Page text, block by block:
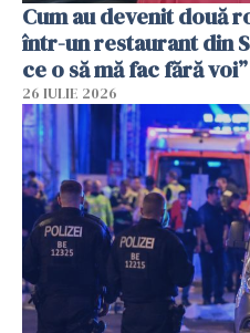
Cum au devenit două
într-un restaurant din
ce o să mă fac fără voi”
26 IULIE 2026